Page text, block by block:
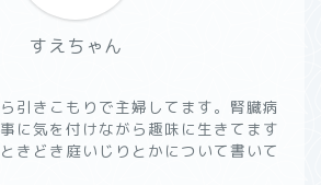
すえちゃん
引きこもりで主婦してます。腎臓病
に気を付けながら趣味に生きてます
きどき庭いじりとかについて書いて